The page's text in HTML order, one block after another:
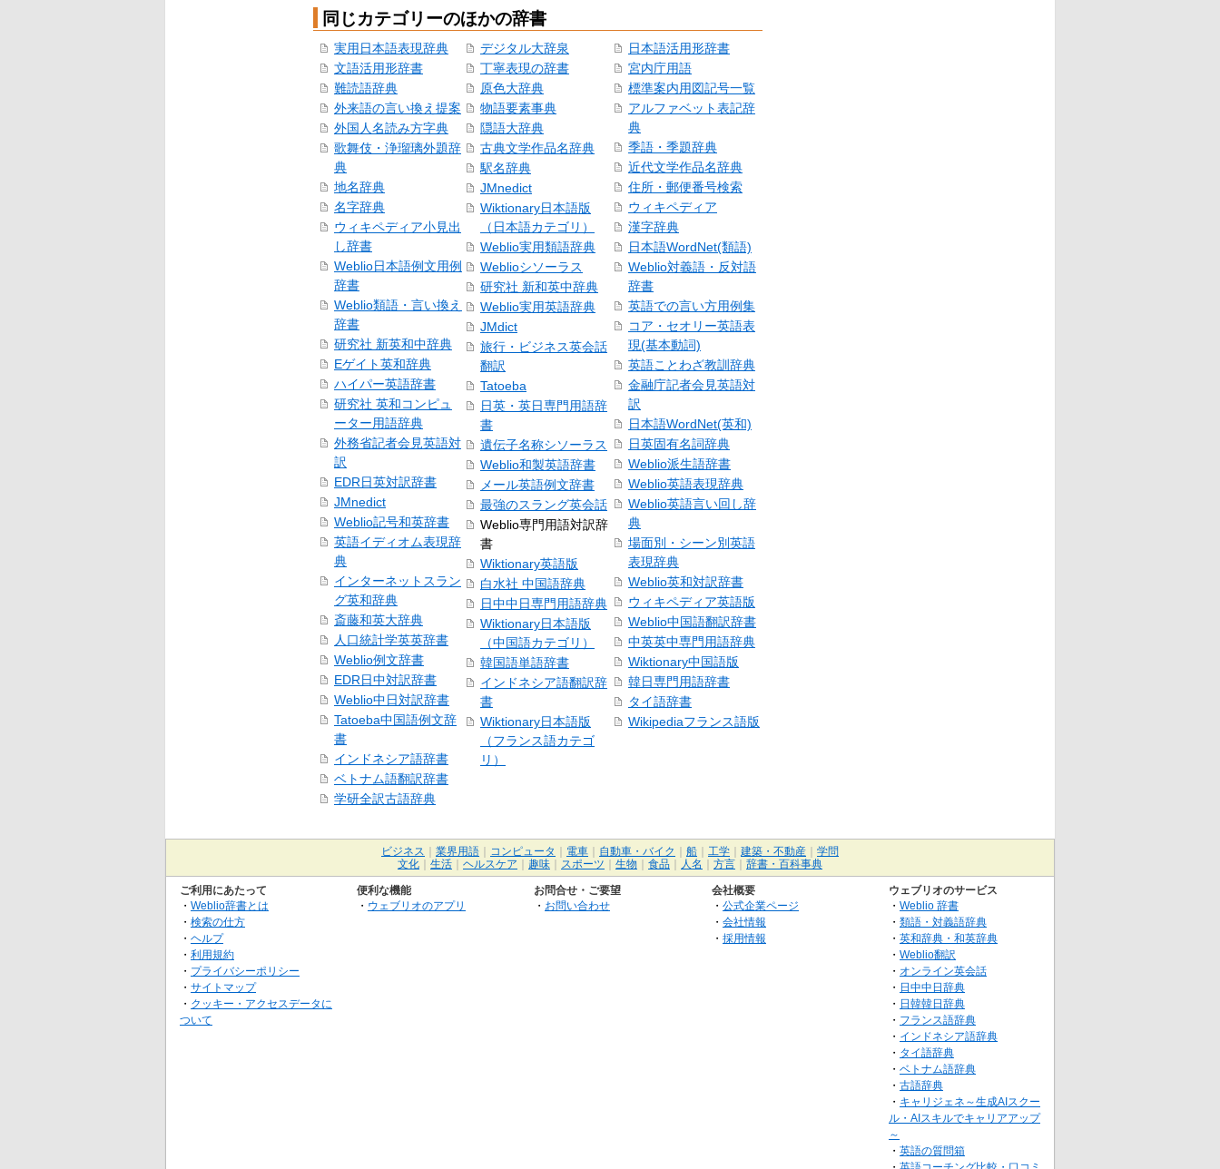
同じカテゴリーのほかの辞書
実用日本語表現辞典
文語活用形辞書
難読語辞典
外来語の言い換え提案
外国人名読み方字典
歌舞伎・浄瑠璃外題辞
典
地名辞典
名字辞典
ウィキペディア小見出
し辞書
Weblio日本語例文用例
辞書
Weblio類語・言い換え
辞書
研究社 新英和中辞典
Eゲイト英和辞典
ハイパー英語辞書
研究社 英和コンピュ
ーター用語辞典
外務省記者会見英語対
訳
EDR日英対訳辞書
JMnedict
Weblio記号和英辞書
英語イディオム表現辞
典
インターネットスラン
グ英和辞典
斎藤和英大辞典
人口統計学英英辞書
Weblio例文辞書
EDR日中対訳辞書
Weblio中日対訳辞書
Tatoeba中国語例文辞
書
インドネシア語辞書
ベトナム語翻訳辞書
学研全訳古語辞典
デジタル大辞泉
丁寧表現の辞書
原色大辞典
物語要素事典
隠語大辞典
古典文学作品名辞典
駅名辞典
JMnedict
Wiktionary日本語版
（日本語カテゴリ）
Weblio実用類語辞典
Weblioシソーラス
研究社 新和英中辞典
Weblio実用英語辞典
JMdict
旅行・ビジネス英会話
翻訳
Tatoeba
日英・英日専門用語辞
書
遺伝子名称シソーラス
Weblio和製英語辞書
メール英語例文辞書
最強のスラング英会話
Weblio専門用語対訳辞
書
Wiktionary英語版
白水社 中国語辞典
日中中日専門用語辞典
Wiktionary日本語版
（中国語カテゴリ）
韓国語単語辞書
インドネシア語翻訳辞
書
Wiktionary日本語版
（フランス語カテゴ
リ）
日本語活用形辞書
宮内庁用語
標準案内用図記号一覧
アルファベット表記辞
典
季語・季題辞典
近代文学作品名辞典
住所・郵便番号検索
ウィキペディア
漢字辞典
日本語WordNet(類語)
Weblio対義語・反対語
辞書
英語での言い方用例集
コア・セオリー英語表
現(基本動詞)
英語ことわざ教訓辞典
金融庁記者会見英語対
訳
日本語WordNet(英和)
日英固有名詞辞典
Weblio派生語辞書
Weblio英語表現辞典
Weblio英語言い回し辞
典
場面別・シーン別英語
表現辞典
Weblio英和対訳辞書
ウィキペディア英語版
Weblio中国語翻訳辞書
中英英中専門用語辞典
Wiktionary中国語版
韓日専門用語辞書
タイ語辞書
Wikipediaフランス語版
ビジネス 業界用語 コンピュータ 電車 自動車・バイク 船 工学 建築・不動産
学問
文化
生活 ヘルスケア 趣味 スポーツ 生物 食品 人名 方言 辞書・百科事典
ご利用にあたって
・ Weblio辞書とは
・ 検索の仕方
・ ヘルプ
・ 利用規約
・ プライバシーポリシー
・ サイトマップ
・ クッキー・アクセスデータに
ついて
便利な機能
・ ウェブリオのアプリ
お問合せ・ご要望
・ お問い合わせ
会社概要
・ 公式企業ページ
・ 会社情報
・ 採用情報
ウェブリオのサービス
・ Weblio 辞書
・ 類語・対義語辞典
・ 英和辞典・和英辞典
・ Weblio翻訳
・ オンライン英会話
・ 日中中日辞典
・ 日韓韓日辞典
・ フランス語辞典
・ インドネシア語辞典
・ タイ語辞典
・ ベトナム語辞典
・ 古語辞典
・ キャリジェネ～生成AIスクー
ル・AIスキルでキャリアアップ
～
・ 英語の質問箱